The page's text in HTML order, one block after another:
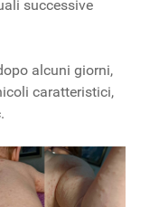
successive
alcuni giorni,
caratteristici,